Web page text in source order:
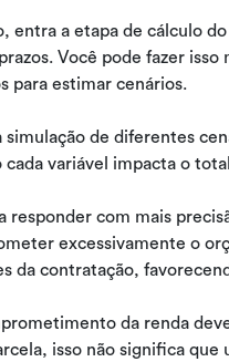
entra a etapa de cálculo
Você pode fazer
para estimar cenários.
simulação de diferentes
variável impacta o
responder com mais
excessivamente o
da contratação,
da renda
isso não significa